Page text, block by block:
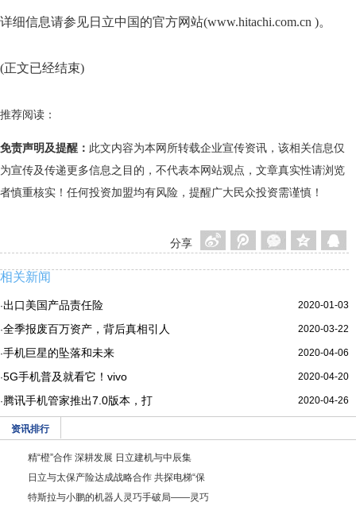
详细信息请参见日立中国的官方网站(www.hitachi.com.cn )。
(正文已经结束)
推荐阅读：
免责声明及提醒： 此文内容为本网所转载企业宣传资讯，该相关信息仅
为宣传及传递更多信息之目的，不代表本网站观点，文章真实性请浏览
者慎重核实！任何投资加盟均有风险，提醒广大民众投资需谨慎！
分享
相关新闻
2020-01-03
·出口美国产品责任险
2020-03-22
·全季报废百万资产，背后真相引人
2020-04-06
·手机巨星的坠落和未来
2020-04-20
·5G手机普及就看它！vivo
2020-04-26
·腾讯手机管家推出7.0版本，打
资讯排行
精“橙”合作 深耕发展 日立建机与中辰集
日立与太保产险达成战略合作 共探电梯“保
特斯拉与小鹏的机器人灵巧手破局——灵巧